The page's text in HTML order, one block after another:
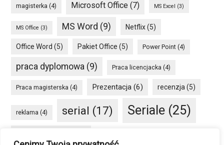
magisterka (4) Microsoft Office (7) MS Excel (3)
MS Office (3) MS Word (9) Netflix(5)
Office Word (5) Pakiet Office (5) Power Point (4)
praca dyplomowa (9) Praca licencjacka (4)
Praca magisterska (4) Prezentacja (6) recenzja(5)
reklama (4) serial (17) Seriale (25)